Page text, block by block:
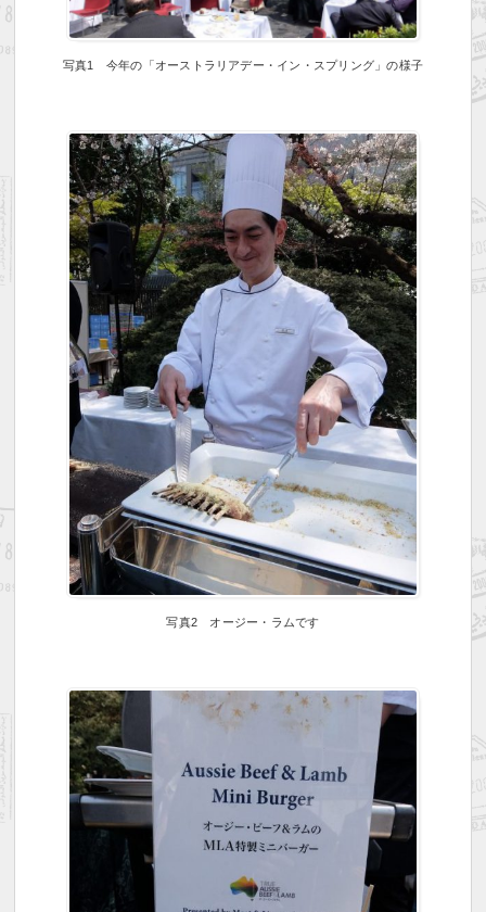
写真1 今年の「オーストラリアデー・イン・スプリング」の様子
写真2 オージー・ラムです